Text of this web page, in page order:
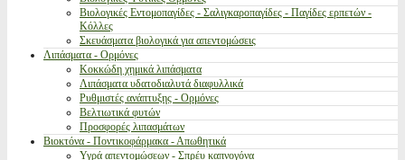
Βιολογικές Εντομοπαγίδες - Σαλιγκαροπαγίδες - Παγίδες ερπετών -
Κόλλες
Σκευάσματα βιολογικά για απεντομώσεις
Λιπάσματα - Ορμόνες
Κοκκώδη χημικά λιπάσματα
Λιπάσματα υδατοδιαλυτά διαφυλλικά
Ρυθμιστές ανάπτυξης - Ορμόνες
Βελτιωτικά φυτών
Προσφορές λιπασμάτων
Βιοκτόνα - Ποντικοφάρμακα - Απωθητικά
Υγρά απεντομώσεων - Σπρέυ καπνογόνα